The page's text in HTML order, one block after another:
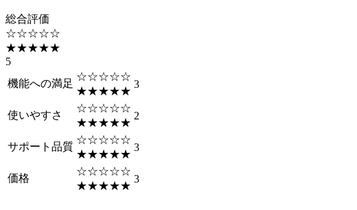
総合評価
☆☆☆☆☆
★★★★★
5
機能への満足
☆☆☆☆☆
★★★★★
3
使いやすさ
☆☆☆☆☆
★★★★★
2
サポート品質
☆☆☆☆☆
★★★★★
3
価格
☆☆☆☆☆
★★★★★
3